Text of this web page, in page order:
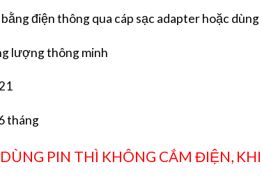
điện thông qua cáp sạc adapter hoặc dùng
lượng thông minh
tháng
PIN THÌ KHÔNG CẮM ĐIỆN,